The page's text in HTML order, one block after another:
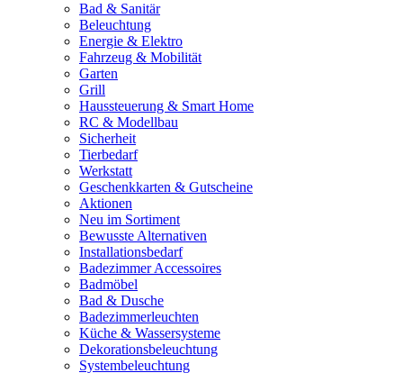
Bad & Sanitär
Beleuchtung
Energie & Elektro
Fahrzeug & Mobilität
Garten
Grill
Haussteuerung & Smart Home
RC & Modellbau
Sicherheit
Tierbedarf
Werkstatt
Geschenkkarten & Gutscheine
Aktionen
Neu im Sortiment
Bewusste Alternativen
Installationsbedarf
Badezimmer Accessoires
Badmöbel
Bad & Dusche
Badezimmerleuchten
Küche & Wassersysteme
Dekorationsbeleuchtung
Systembeleuchtung